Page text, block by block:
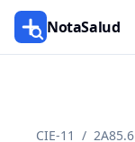
NotaSalud
CIE-11 / 2A85.6